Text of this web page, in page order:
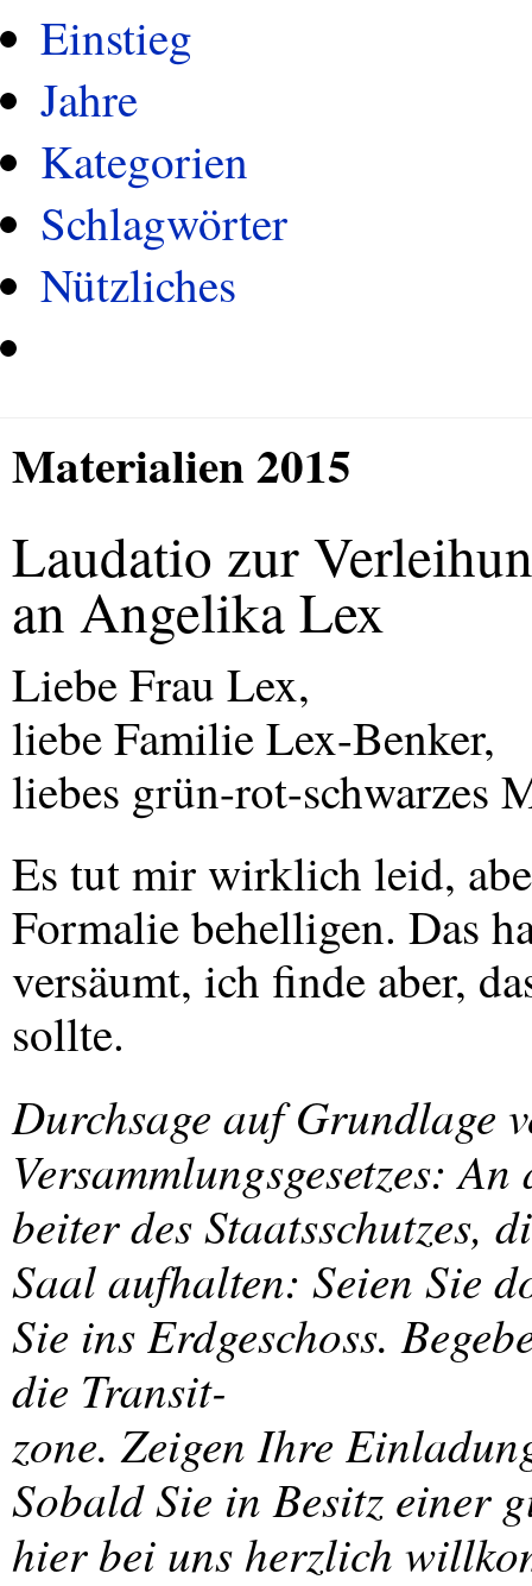
Einstieg
Jahre
Kategorien
Schlagwörter
Nützliches
Materialien 2015
Laudatio zur
an Angelika Lex
Liebe Frau Lex,
liebe Familie Lex-Benker,
liebes grün-rot-schwarzes
Es tut mir wirklich leid,
Formalie behelligen. Das
versäumt, ich finde aber,
sollte.
Durchsage auf Grundlage
Versammlungsgesetzes:
beiter des Staatsschutzes,
Saal aufhalten: Seien Sie
Sie ins Erdgeschoss.
die Transit-
zone. Zeigen Ihre
Sobald Sie in Besitz einer
hier bei uns herzlich